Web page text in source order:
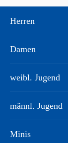
Herren
Damen
weibl. Jugend
männl. Jugend
Minis